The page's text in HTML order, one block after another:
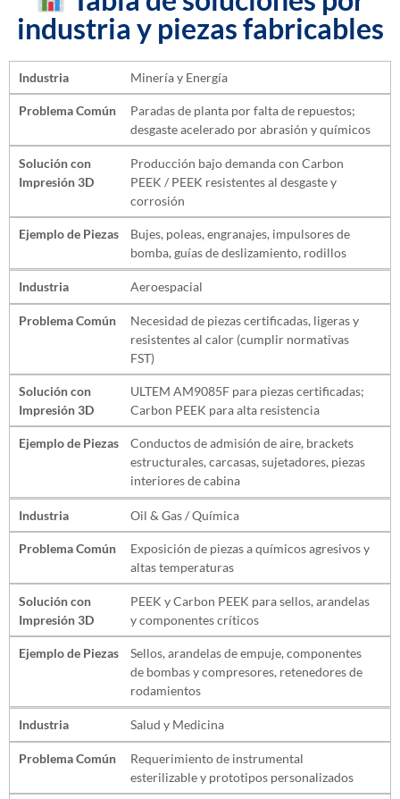
industria y piezas fabricables
Industria Minería y Energía
Problema Común
Paradas de planta por falta de repuestos;
desgaste acelerado por abrasión y químicos
Solución con
Impresión 3D
Producción bajo demanda con Carbon
PEEK / PEEK resistentes al desgaste y
corrosión
Ejemplo de Piezas
Bujes, poleas, engranajes, impulsores de
bomba, guías de deslizamiento, rodillos
Industria Aeroespacial
Problema Común
Necesidad de piezas certificadas, ligeras y
resistentes al calor (cumplir normativas
FST)
Solución con
Impresión 3D
ULTEM AM9085F para piezas certificadas;
Carbon PEEK para alta resistencia
Ejemplo de Piezas
Conductos de admisión de aire, brackets
estructurales, carcasas, sujetadores, piezas
interiores de cabina
Industria Oil & Gas / Química
Problema Común
Exposición de piezas a químicos agresivos y
altas temperaturas
Solución con
Impresión 3D
PEEK y Carbon PEEK para sellos, arandelas
y componentes críticos
Ejemplo de Piezas
Sellos, arandelas de empuje, componentes
de bombas y compresores, retenedores de
rodamientos
Industria Salud y Medicina
Problema Común
Requerimiento de instrumental
esterilizable y prototipos personalizados